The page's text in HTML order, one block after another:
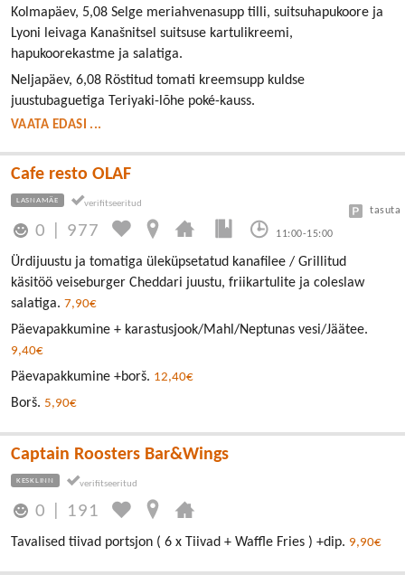
Kolmapäev, 5,08 Selge meriahvenasupp tilli, suitsuhapukoore ja
Lyoni leivaga Kanašnitsel suitsuse kartulikreemi,
hapukoorekastme ja salatiga.
Neljapäev, 6,08 Röstitud tomati kreemsupp kuldse
juustubaguetiga Teriyaki-lõhe poké-kauss.
VAATA EDASI ...
Cafe resto OLAF
LASNAMÄE
0 977 11:00-15:00
tasuta
Ürdijuustu ja tomatiga üleküpsetatud kanafilee / Grillitud
käsitöö veiseburger Cheddari juustu, friikartulite ja coleslaw
salatiga. 7,90€
Päevapakkumine + karastusjook/Mahl/Neptunas vesi/Jäätee.
9,40€
Päevapakkumine +borš. 12,40€
Borš. 5,90€
Captain Roosters Bar&Wings
KESKLINN
0 191
Tavalised tiivad portsjon ( 6 x Tiivad + Waffle Fries ) +dip. 9,90€